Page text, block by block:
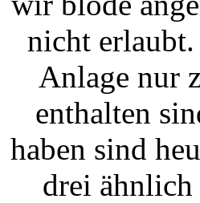
nicht
Anlage nur
enthalten
haben sind
drei